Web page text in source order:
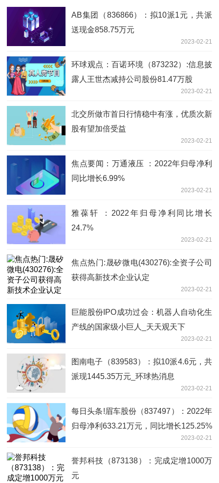
AB集团（836866）：拟10派1元，共派
送现金858.75万元
2023-02-21
环球观点：百诺环境（873232）:信息披
露人王世杰减持公司股份81.47万股
2023-02-21
北交所做市首日行情稳中有涨，优质次新
股有望加倍受益
2023-02-21
焦点要闻：万通液压 ：2022年归母净利
同比增长6.99%
2023-02-21
雅葆轩 ：2022年归母净利同比增长
24.7%
2023-02-21
焦点热门:晟矽微电(430276):全资子公司
获得高新技术企业认定
2023-02-21
巨能股份IPO成功过会：机器人自动化生
产线的国家级小巨人_天天观天下
2023-02-21
图南电子（839583）：拟10派4.6元，共
派现1445.35万元_环球热消息
2023-02-21
每日头条!眉车股份（837497）：2022年
归母净利633.21万元，同比增长125.25%
2023-02-21
誉邦科技（873138）：完成定增1000万
元